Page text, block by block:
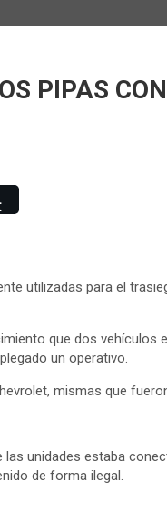
PIPAS
utilizadas para el
que dos vehículos
un operativo.
mismas que
unidades estaba
de forma ilegal.